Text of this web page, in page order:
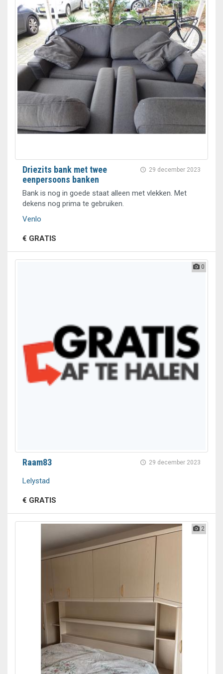
29 december 2023
Driezits bank met twee
eenpersoons banken
Bank is nog in goede staat alleen met vlekken. Met
dekens nog prima te gebruiken.
Venlo
€ GRATIS
0
29 december 2023
Raam83
Lelystad
€ GRATIS
2